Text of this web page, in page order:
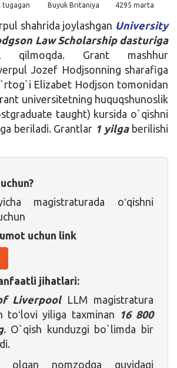
tugagan
Buyuk Britaniya
4295 marta
shahrida joylashgan University
Law Scholarship dasturiga
qilmoqda. Grant mashhur
Jozef Hodjsonning sharafiga
Elizabet Hodjson tomonidan
universitetning huquqshunoslik
taught) kursida o`qishni
beriladi. Grantlar 1 yilgaberilishi
magistraturada oʻqishni
uchun link
jihatlari:
LiverpoolLLM magistratura
toʻlovi yiliga taxminan 16 800
. O`qish kunduzgi bo`limda bir
olgan nomzodga quyidagi